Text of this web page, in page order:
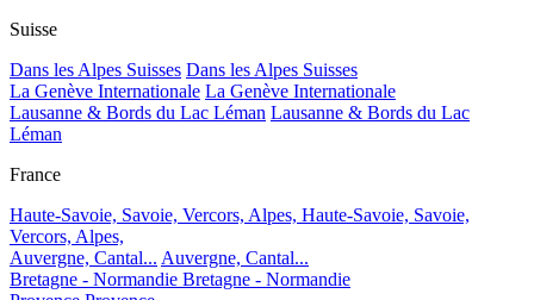
Suisse
Dans les Alpes Suisses Dans les Alpes Suisses
La Genève Internationale La Genève Internationale
Lausanne & Bords du Lac Léman Lausanne & Bords du Lac
Léman
France
Haute-Savoie, Savoie, Vercors, Alpes, Haute-Savoie, Savoie,
Vercors, Alpes,
Auvergne, Cantal... Auvergne, Cantal...
Bretagne - Normandie Bretagne - Normandie